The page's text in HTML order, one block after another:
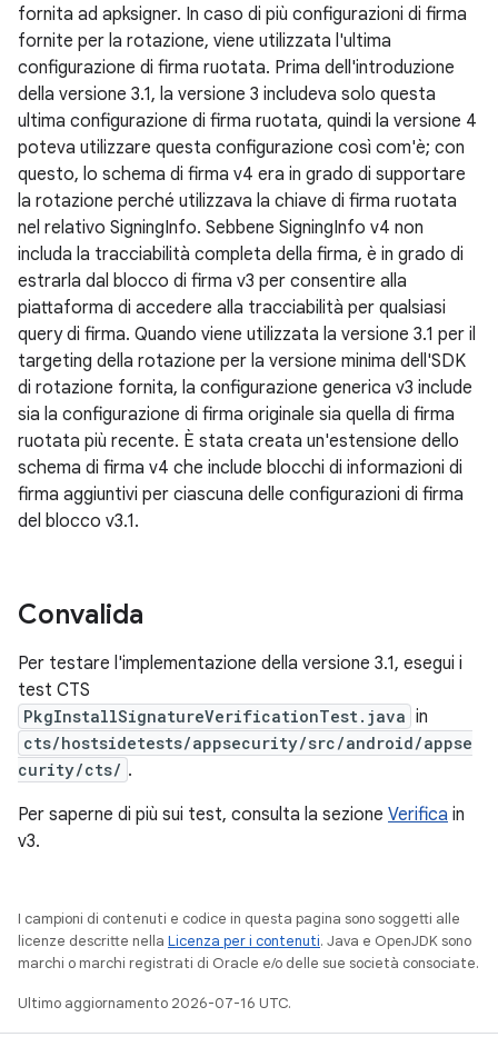
fornita ad apksigner. In caso di più configurazioni di firma
fornite per la rotazione, viene utilizzata l'ultima
configurazione di firma ruotata. Prima dell'introduzione
della versione 3.1, la versione 3 includeva solo questa
ultima configurazione di firma ruotata, quindi la versione 4
poteva utilizzare questa configurazione così com'è; con
questo, lo schema di firma v4 era in grado di supportare
la rotazione perché utilizzava la chiave di firma ruotata
nel relativo SigningInfo. Sebbene SigningInfo v4 non
includa la tracciabilità completa della firma, è in grado di
estrarla dal blocco di firma v3 per consentire alla
piattaforma di accedere alla tracciabilità per qualsiasi
query di firma. Quando viene utilizzata la versione 3.1 per il
targeting della rotazione per la versione minima dell'SDK
di rotazione fornita, la configurazione generica v3 include
sia la configurazione di firma originale sia quella di firma
ruotata più recente. È stata creata un'estensione dello
schema di firma v4 che include blocchi di informazioni di
firma aggiuntivi per ciascuna delle configurazioni di firma
del blocco v3.1.
Convalida
Per testare l'implementazione della versione 3.1, esegui i
test CTS
PkgInstallSignatureVerificationTest.java in
cts/hostsidetests/appsecurity/src/android/appse
curity/cts/ .
Per saperne di più sui test, consulta la sezione Verifica in
v3.
I campioni di contenuti e codice in questa pagina sono soggetti alle
licenze descritte nella Licenza per i contenuti. Java e OpenJDK sono
marchi o marchi registrati di Oracle e/o delle sue società consociate.
Ultimo aggiornamento 2026-07-16 UTC.